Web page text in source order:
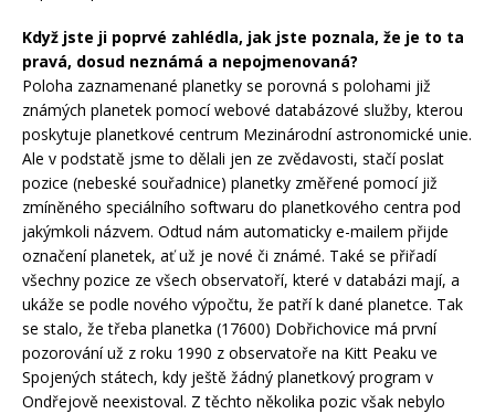
Když jste ji poprvé zahlédla, jak jste poznala, že je to ta
pravá, dosud neznámá a nepojmenovaná?
Poloha zaznamenané planetky se porovná s polohami již
známých planetek pomocí webové databázové služby, kterou
poskytuje planetkové centrum Mezinárodní astronomické unie.
Ale v podstatě jsme to dělali jen ze zvědavosti, stačí poslat
pozice (nebeské souřadnice) planetky změřené pomocí již
zmíněného speciálního softwaru do planetkového centra pod
jakýmkoli názvem. Odtud nám automaticky e-mailem přijde
označení planetek, ať už je nové či známé. Také se přiřadí
všechny pozice ze všech observatoří, které v databázi mají, a
ukáže se podle nového výpočtu, že patří k dané planetce. Tak
se stalo, že třeba planetka (17600) Dobřichovice má první
pozorování už z roku 1990 z observatoře na Kitt Peaku ve
Spojených státech, kdy ještě žádný planetkový program v
Ondřejově neexistoval. Z těchto několika pozic však nebylo